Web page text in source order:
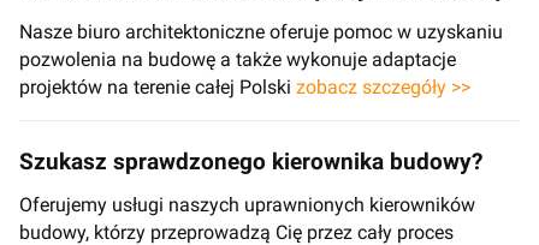
Nasze biuro architektoniczne oferuje pomoc w uzyskaniu
pozwolenia na budowę a także wykonuje adaptacje
projektów na terenie całej Polski zobacz szczegóły >>
Szukasz sprawdzonego kierownika budowy?
Oferujemy usługi naszych uprawnionych kierowników
budowy, którzy przeprowadzą Cię przez cały proces